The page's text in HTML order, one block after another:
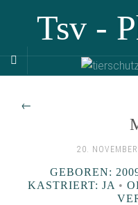
Tsv -
←
20.
GEBOREN:
KASTRIERT: JA •